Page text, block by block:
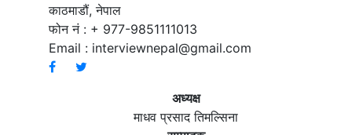
काठमाडौं, नेपाल
फोन नं : + 977-9851111013
Email : interviewnepal@gmail.com
अध्यक्ष
माधव प्रसाद तिमल्सिना